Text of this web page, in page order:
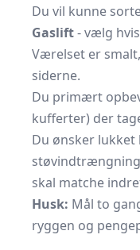
Du vil kunne
Gaslift- vælg
Værelset er
siderne.
Du primært
kufferter) der
Du ønsker lukket
skal matche
Husk: Mål to
ryggen og